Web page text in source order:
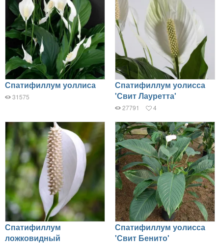
Спатифиллум уоллиса
31575
Спатифиллум уолисса
'Свит Лауретта'
27791 4
Спатифиллум
ложковидный
Спатифиллум уолисса
'Свит Бенито'